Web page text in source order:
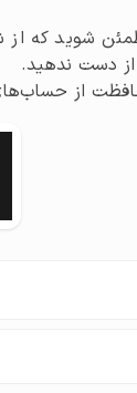
شوید که
از دست ندهید.
از